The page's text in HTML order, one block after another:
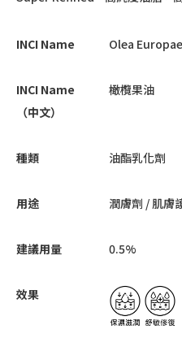
INCI Name Olea
INCI Name
（中文）
橄欖果油
種類 油酯乳化劑
用途 潤膚劑 / 肌膚
建議用量 0.5%
效果